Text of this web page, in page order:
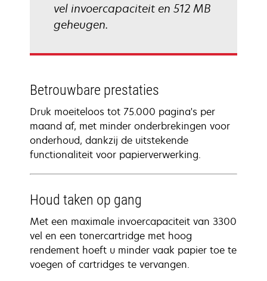
vel invoercapaciteit en 512 MB
geheugen.
Betrouwbare prestaties
Druk moeiteloos tot 75.000 pagina's per
maand af, met minder onderbrekingen voor
onderhoud, dankzij de uitstekende
functionaliteit voor papierverwerking.
Houd taken op gang
Met een maximale invoercapaciteit van 3300
vel en een tonercartridge met hoog
rendement hoeft u minder vaak papier toe te
voegen of cartridges te vervangen.